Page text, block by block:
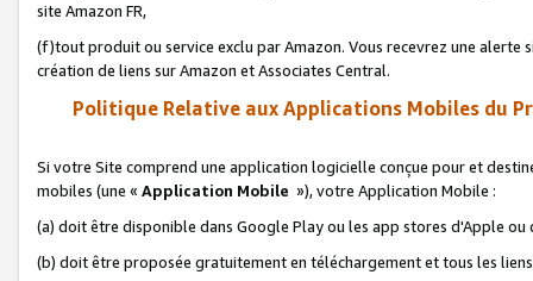
site Amazon FR,
(f)tout produit ou service exclu par Amazon. Vous recevrez une alerte
création de liens sur Amazon et Associates Central.
Politique Relative aux Applications Mobiles du
Si votre Site comprend une application logicielle conçue pour et
mobiles (une « Application Mobile »), votre Application Mobile :
(a) doit être disponible dans Google Play ou les app stores d'Apple ou
(b) doit être proposée gratuitement en téléchargement et tous les